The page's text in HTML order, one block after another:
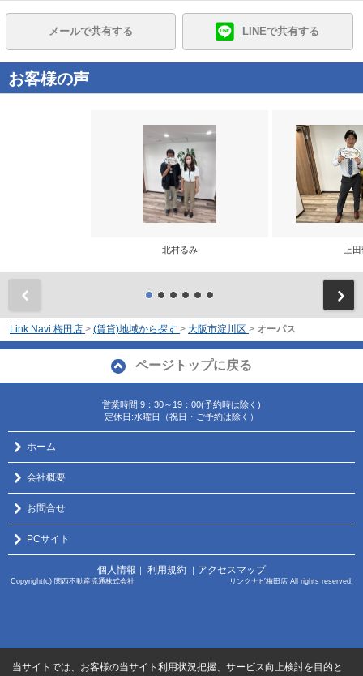
メールで共有する LINEで共有する
お客様の声
北村るみ 上
Link Navi 梅田店 > (賃貸)地域から探す > 大阪市淀川区 > オーパス
ページトップに戻る
営業時間:9：30～19：00(予約時は除く)
定休日:水曜日（祝日・ご予約は除く）
ホーム
会社概要
お問合せ
PCサイト
個人情報 利用規約 アクセスマップ
Copyright(c) 関西不動産流通株式会社 リンクナビ梅田店 All rights reserved.
当サイトでは、お客様の当サイト利用状況把握、サービス向上検討を目的と